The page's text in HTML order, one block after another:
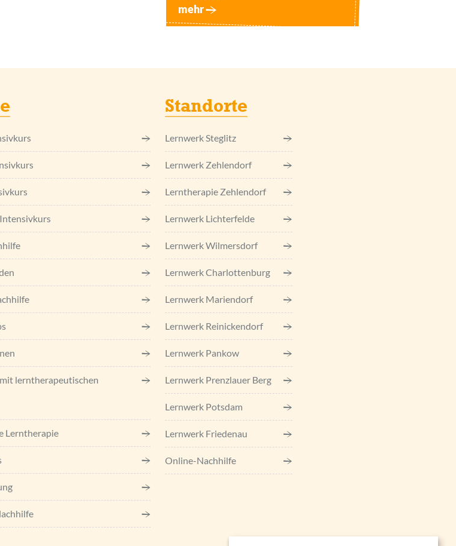
mehr
lerntherapeutischen
Lerntherapie
Standorte
Lernwerk Steglitz
Lernwerk Zehlendorf
Lerntherapie Zehlendorf
Lernwerk Lichterfelde
Lernwerk Wilmersdorf
Lernwerk Charlottenburg
Lernwerk Mariendorf
Lernwerk Reinickendorf
Lernwerk Pankow
Lernwerk Prenzlauer Berg
Lernwerk Potsdam
Lernwerk Friedenau
Online-Nachhilfe